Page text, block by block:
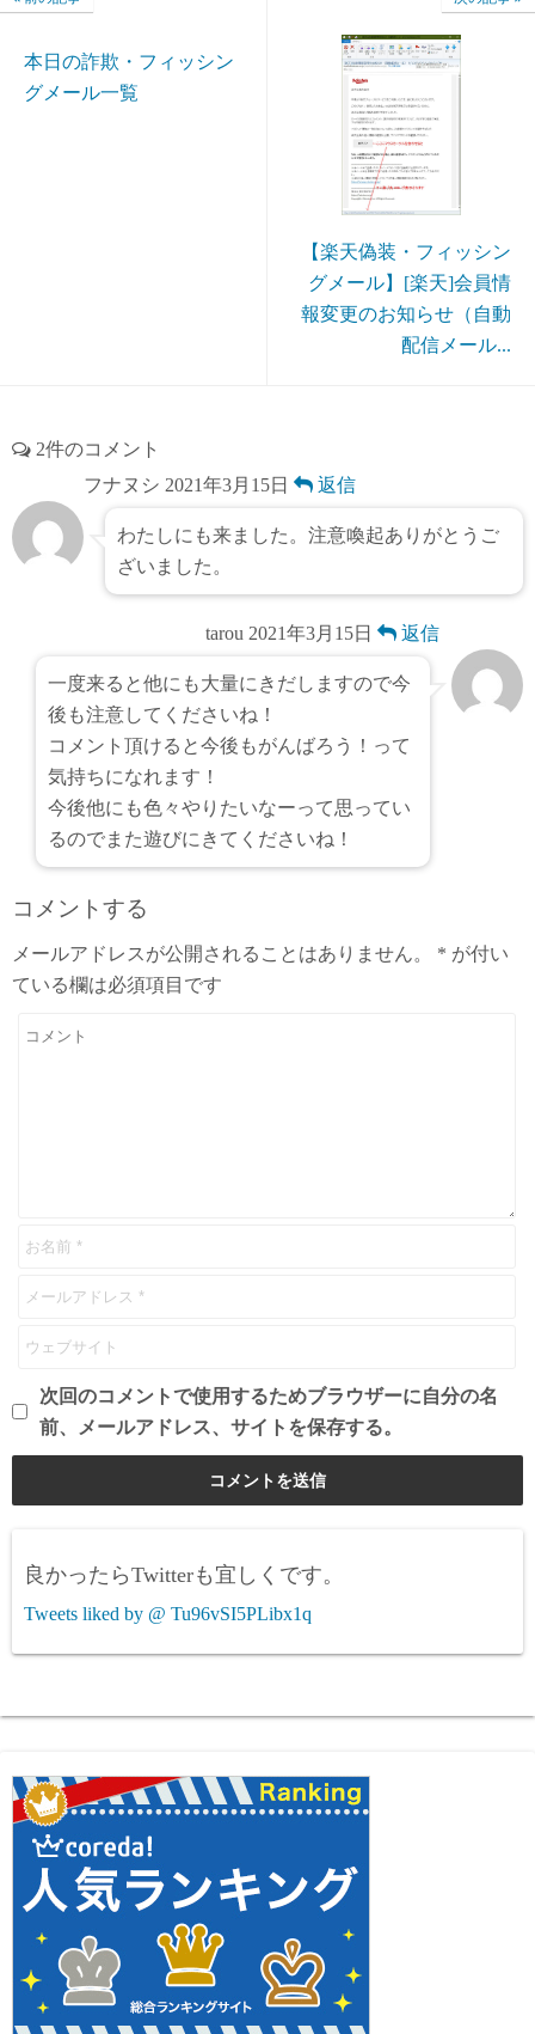
本日の詐欺・フィッシン
グメール一覧
【楽天偽装・フィッシン
グメール】[楽天]会員情
報変更のお知らせ（自動
配信メール...
2件のコメント
フナヌシ 2021年3月15日 返信
わたしにも来ました。注意喚起ありがとうご
ざいました。
tarou 2021年3月15日 返信
一度来ると他にも大量にきだしますので今
後も注意してくださいね！
コメント頂けると今後もがんばろう！って
気持ちになれます！
今後他にも色々やりたいなーって思ってい
るのでまた遊びにきてくださいね！
コメントする
メールアドレスが公開されることはありません。 * が付い
ている欄は必須項目です
次回のコメントで使用するためブラウザーに自分の名
前、メールアドレス、サイトを保存する。
良かったらTwitterも宜しくです。
Tweets liked by @ Tu96vSI5PLibx1q